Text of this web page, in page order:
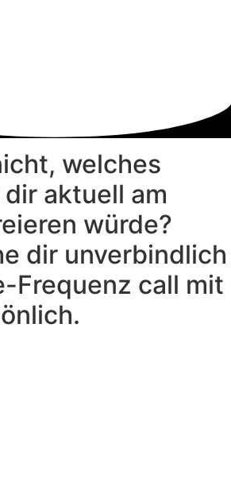
welches
aktuell am
würde?
dir unverbindlich
Frequenz call mit